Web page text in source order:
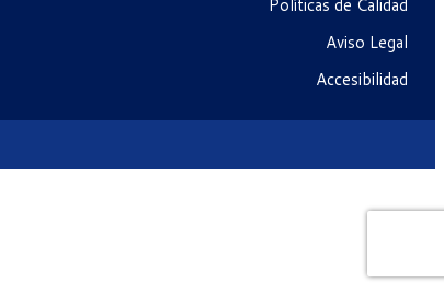
Políticas de Calidad
Aviso Legal
Accesibilidad